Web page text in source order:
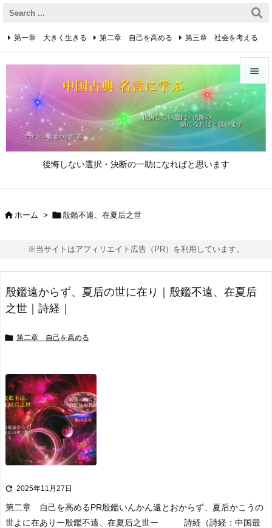
後悔しない選択・決断の一助になればと思います


メニュ

第一章 大きく生きる 第二章 自己を高める 第三章 社会を考える
第四章 着実に生きる 第五章 逆境を乗り越えるための心得
第六章 成功の心得 第七章 人と接するための心得
第八章 リーダーの心得
 ホーム >  殷鑑不遠、在夏后之世
※当サイトはアフィリエイト広告（PR）を利用しています。
殷鑑遠からず、夏后の世に在り｜殷鑑不遠、在夏后
之世｜詩経｜
 第二章 自己を高める
 2025年11月27日
第二章 自己を高めるPR殷鑑いんかん遠とおからず、夏后かこうの
世よに在あり ー殷鑑不遠、在夏后之世ー 詩経 （詩経：中国最